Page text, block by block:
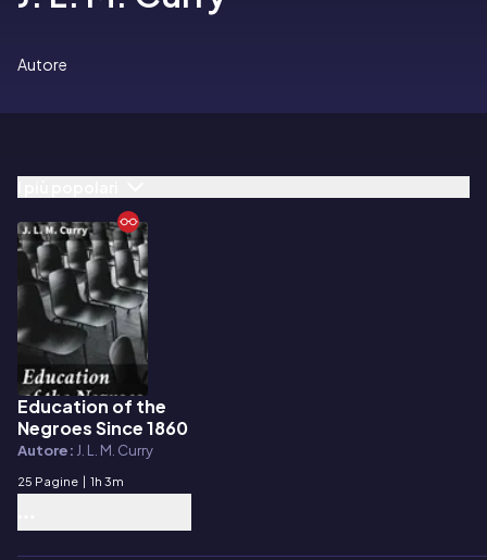
Autore
E-book
Education of the
Negroes Since 1860
Autore: J. L. M. Curry
25 Pagine | 1h 3m